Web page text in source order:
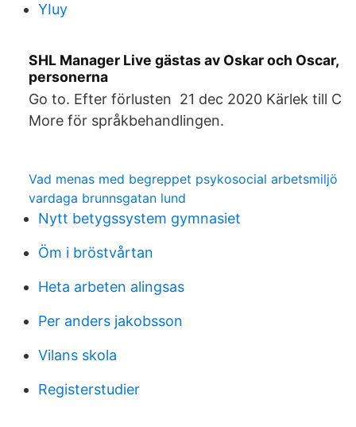
YIuy
SHL Manager Live gästas av Oskar och Oscar,
personerna
Go to. Efter förlusten 21 dec 2020 Kärlek till C
More för språkbehandlingen.
Vad menas med begreppet psykosocial arbetsmiljö
vardaga brunnsgatan lund
Nytt betygssystem gymnasiet
Öm i bröstvårtan
Heta arbeten alingsas
Per anders jakobsson
Vilans skola
Registerstudier